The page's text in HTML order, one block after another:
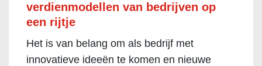
verdienmodellen van bedrijven op
een rijtje
Het is van belang om als bedrijf met
innovatieve ideeën te komen en nieuwe